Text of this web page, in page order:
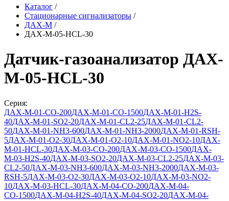
Каталог /
Стационарные сигнализаторы /
ДАХ-М /
ДАХ-М-05-HCL-30
Датчик-газоанализатор ДАХ-
М-05-HCL-30
Серия:
ДАХ-М-01-СО-200ДАХ-М-01-СО-1500ДАХ-М-01-Н2S-
40ДАХ-М-01-SO2-20ДАХ-М-01-CL2-25ДАХ-М-01-CL2-
50ДАХ-М-01-NH3-600ДАХ-М-01-NH3-2000ДАХ-М-01-RSH-
5ДАХ-М-01-O2-30ДАХ-М-01-O2-10ДАХ-М-01-NO2-10ДАХ-
М-01-HCL-30ДАХ-М-03-СО-200ДАХ-М-03-СО-1500ДАХ-
М-03-Н2S-40ДАХ-М-03-SO2-20ДАХ-М-03-CL2-25ДАХ-М-03-
CL2-50ДАХ-М-03-NH3-600ДАХ-М-03-NH3-2000ДАХ-М-03-
RSH-5ДАХ-М-03-O2-30ДАХ-М-03-O2-10ДАХ-М-03-NO2-
10ДАХ-М-03-HCL-30ДАХ-М-04-СО-200ДАХ-М-04-
СО-1500ДАХ-М-04-Н2S-40ДАХ-М-04-SO2-20ДАХ-М-04-